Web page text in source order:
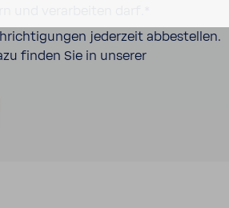
jederzeit abbestellen.
finden Sie in unserer